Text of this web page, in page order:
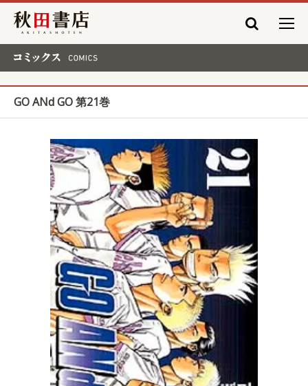
秋田書店
GO ANd GO 第21巻